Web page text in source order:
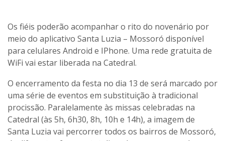
Os fiéis poderão acompanhar o rito do novenário por
meio do aplicativo Santa Luzia – Mossoró disponível
para celulares Android e IPhone. Uma rede gratuita de
WiFi vai estar liberada na Catedral.
O encerramento da festa no dia 13 de será marcado por
uma série de eventos em substituição à tradicional
procissão. Paralelamente às missas celebradas na
Catedral (às 5h, 6h30, 8h, 10h e 14h), a imagem de
Santa Luzia vai percorrer todos os bairros de Mossoró,